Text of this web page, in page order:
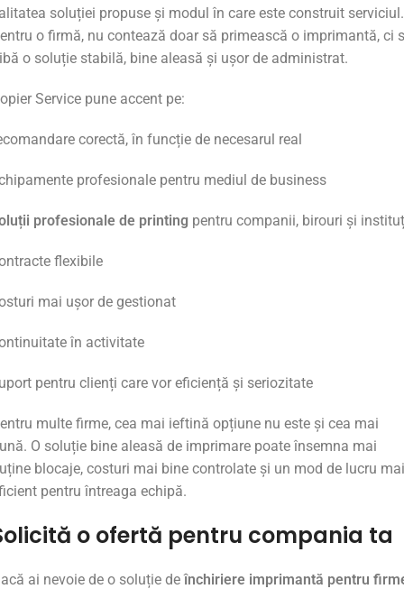
soluției propuse și modul în care este construit serviciul.
o firmă, nu contează doar să primească o imprimantă, ci
o soluție stabilă, bine aleasă și ușor de administrat.
Service pune accent pe:
corectă, în funcție de necesarul real
profesionale pentru mediul de business
profesionale de printing pentru companii, birouri și
flexibile
mai ușor de gestionat
în activitate
pentru clienți care vor eficiență și seriozitate
multe firme, cea mai ieftină opțiune nu este și cea mai
O soluție bine aleasă de imprimare poate însemna mai
blocaje, costuri mai bine controlate și un mod de lucru mai
pentru întreaga echipă.
o ofertă pentru compania ta
ai nevoie de o soluție deînchiriere imprimantă pentru